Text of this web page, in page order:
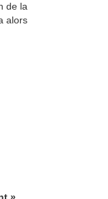
de la
alors